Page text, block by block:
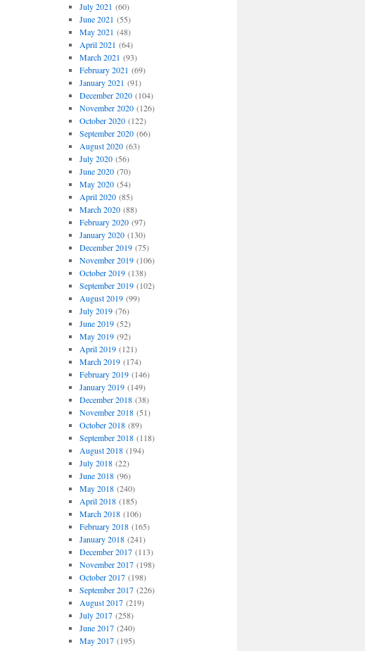
July 2021 (60)
June 2021 (55)
May 2021 (48)
April 2021 (64)
March 2021 (93)
February 2021 (69)
January 2021 (91)
December 2020(104)
November 2020(126)
October 2020(122)
September 2020(66)
August 2020(63)
July 2020(56)
June 2020(70)
May 2020(54)
April 2020(85)
March 2020(88)
February 2020(97)
January 2020(130)
December 2019(75)
November 2019(106)
October 2019(138)
September 2019(102)
August 2019(99)
July 2019(76)
June 2019(52)
May 2019(92)
April 2019(121)
March 2019(174)
February 2019(146)
January 2019(149)
December 2018(38)
November 2018(51)
October 2018(89)
September 2018(118)
August 2018(194)
July 2018(22)
June 2018(96)
May 2018(240)
April 2018(185)
March 2018(106)
February 2018(165)
January 2018(241)
December 2017(113)
November 2017(198)
October 2017(198)
September 2017(226)
August 2017(219)
July 2017(258)
June 2017(240)
May 2017(195)